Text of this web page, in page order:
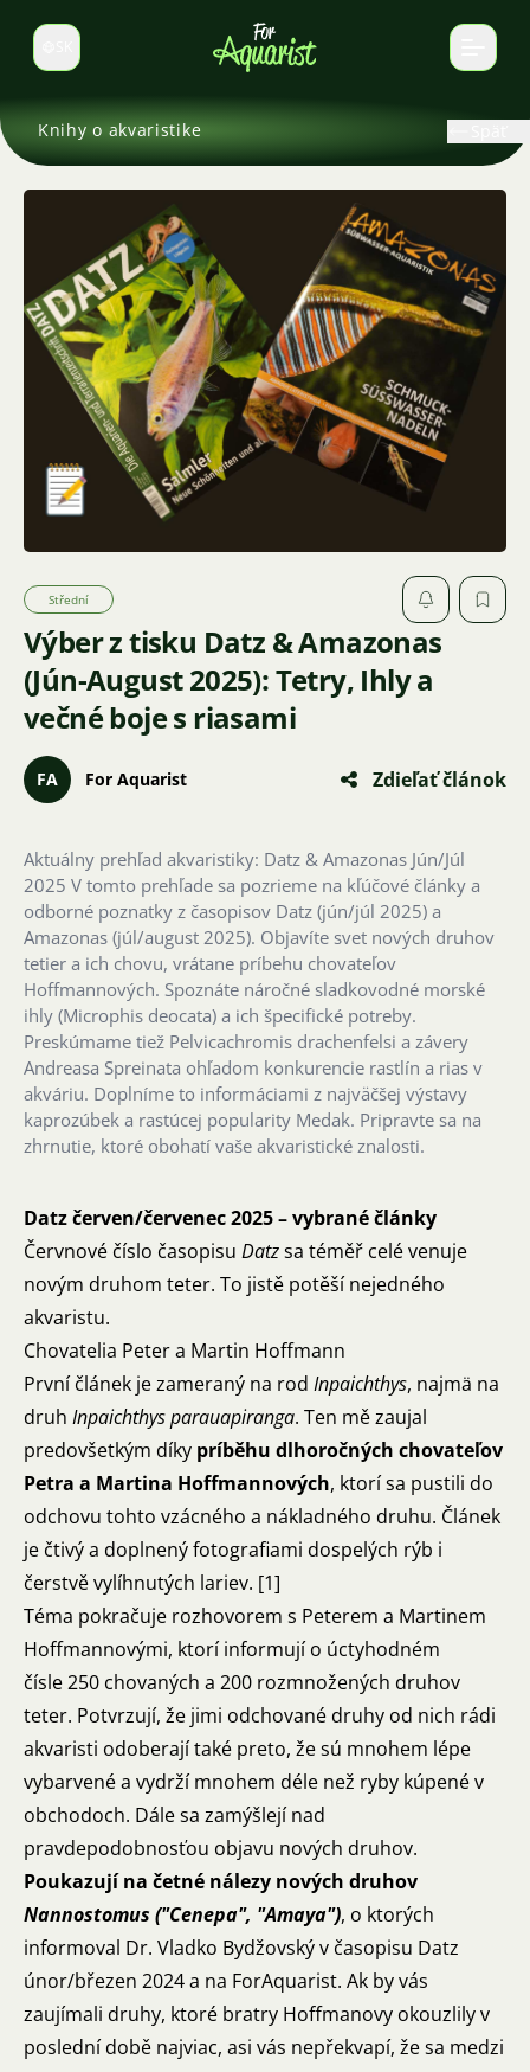
Prepnúť jazyk
Knihy o akvaristike
Výber z tisku Datz & Amazonas
(Jún-August 2025): Tetry, Ihly a
večné boje s riasami
Střední
FA For Aquarist Zdieľať článok
Aktuálny prehľad akvaristiky: Datz & Amazonas Jún/Júl
2025 V tomto prehľade sa pozrieme na kľúčové články a
odborné poznatky z časopisov Datz (jún/júl 2025) a
Amazonas (júl/august 2025). Objavíte svet nových druhov
tetier a ich chovu, vrátane príbehu chovateľov
Hoffmannových. Spoznáte náročné sladkovodné morské
ihly (Microphis deocata) a ich špecifické potreby.
Preskúmame tiež Pelvicachromis drachenfelsi a závery
Andreasa Spreinata ohľadom konkurencie rastlín a rias v
akváriu. Doplníme to informáciami z najväčšej výstavy
kaprozúbek a rastúcej popularity Medak. Pripravte sa na
zhrnutie, ktoré obohatí vaše akvaristické znalosti.
Datz červen/červenec 2025 – vybrané články
Červnové číslo časopisu Datzsa téměř celé venuje
novým druhom teter. To jistě potěší nejedného
akvaristu.
Chovatelia Peter a Martin Hoffmann
První článek je zameraný na rod Inpaichthys, najmä na
druh Inpaichthys parauapiranga. Ten mě zaujal
predovšetkým díky príběhu dlhoročných chovateľov
Petra a Martina Hoffmannových, ktorí sa pustili do
odchovu tohto vzácného a nákladného druhu. Článek
je čtivý a doplnený fotografiami dospelých rýb i
čerstvě vylíhnutých lariev. [1]
Téma pokračuje rozhovorem s Peterem a Martinem
Hoffmannovými, ktorí informují o úctyhodném
čísle 250 chovaných a 200 rozmnožených druhov
teter. Potvrzují, že jimi odchované druhy od nich rádi
akvaristi odoberají také preto, že sú mnohem lépe
vybarvené a vydrží mnohem déle než ryby kúpené v
obchodoch. Dále sa zamýšlejí nad
pravdepodobnosťou objavu nových druhov.
Poukazují na četné nálezy nových druhov
Nannostomus ("Cenepa", "Amaya"), o ktorých
informoval Dr. Vladko Bydžovský v časopisu Datz
únor/březen 2024 a na ForAquarist. Ak by vás
zaujímali druhy, ktoré bratry Hoffmanovy okouzlily v
poslední době najviac, asi vás nepřekvapí, že sa medzi